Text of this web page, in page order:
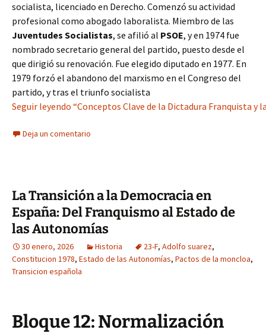
socialista, licenciado en Derecho. Comenzó su actividad
profesional como abogado laboralista. Miembro de las
Juventudes Socialistas, se afilió al PSOE, y en 1974 fue
nombrado secretario general del partido, puesto desde el
que dirigió su renovación. Fue elegido diputado en 1977. En
1979 forzó el abandono del marxismo en el Congreso del
partido, y tras el triunfo socialista
Seguir leyendo “Conceptos Clave de la Dictadura Franquista y
Deja un comentario
La Transición a la Democracia en
España: Del Franquismo al Estado de
las Autonomías
30 enero, 2026 Historia 23-F, Adolfo suarez,
Constitucion 1978, Estado de las Autonomías, Pactos de la moncloa,
Transicion española
Bloque 12: Normalización